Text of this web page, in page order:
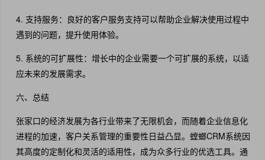
4. 支持服务：良好的客户服务支持可以帮助企业解决使用过程中
遇到的问题，提升使用体验。
5. 系统的可扩展性：增长中的企业需要一个可扩展的系统，以适
应未来的发展需求。
六、总结
张家口的经济发展为各行业带来了无限机会，而随着企业信息化
进程的加速，客户关系管理的重要性日益凸显。螳螂CRM系统因
其高度的定制化和灵活的适用性，成为众多行业的优选工具。通